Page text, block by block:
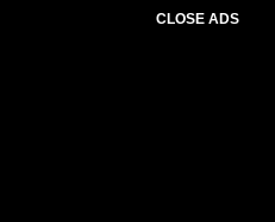
CLOSE ADS